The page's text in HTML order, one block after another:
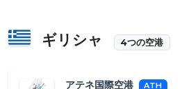
ギリシャ 4つの空港
アテネ国際空港 ATH